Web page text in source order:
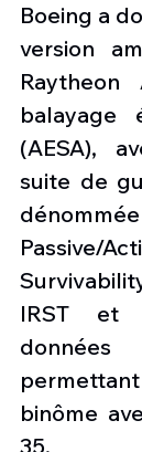
Boeing a
version
balayage
(AESA),
suite de
Passive/
IRST et
binôme
35.